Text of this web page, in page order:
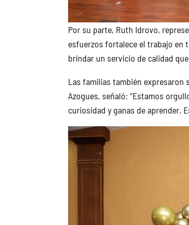
Por su parte, Ruth Idrovo,
esfuerzos fortalece el trabajo en
brindar un servicio de calidad
Las familias también expresaron
Azogues, señaló: “Estamos
curiosidad y ganas de aprender.